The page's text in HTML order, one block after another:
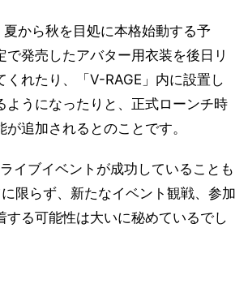
夏から秋を目処に本格始動する予
で発売したアバター用衣装を後日リ
くれたり、「V-RAGE」内に設置し
ようになったりと、正式ローンチ時
追加されるとのことです。
イブイベントが成功していることも
限らず、新たなイベント観戦、参加
する可能性は大いに秘めているでし